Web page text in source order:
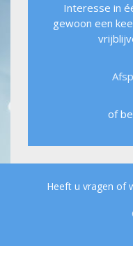
Interesse in
gewoon een
of
Heeft u vragen of